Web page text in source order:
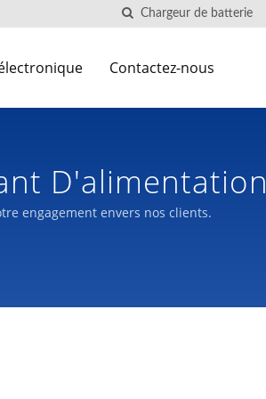
Contactez-nous
D'alimentation
engagement envers nos clients.